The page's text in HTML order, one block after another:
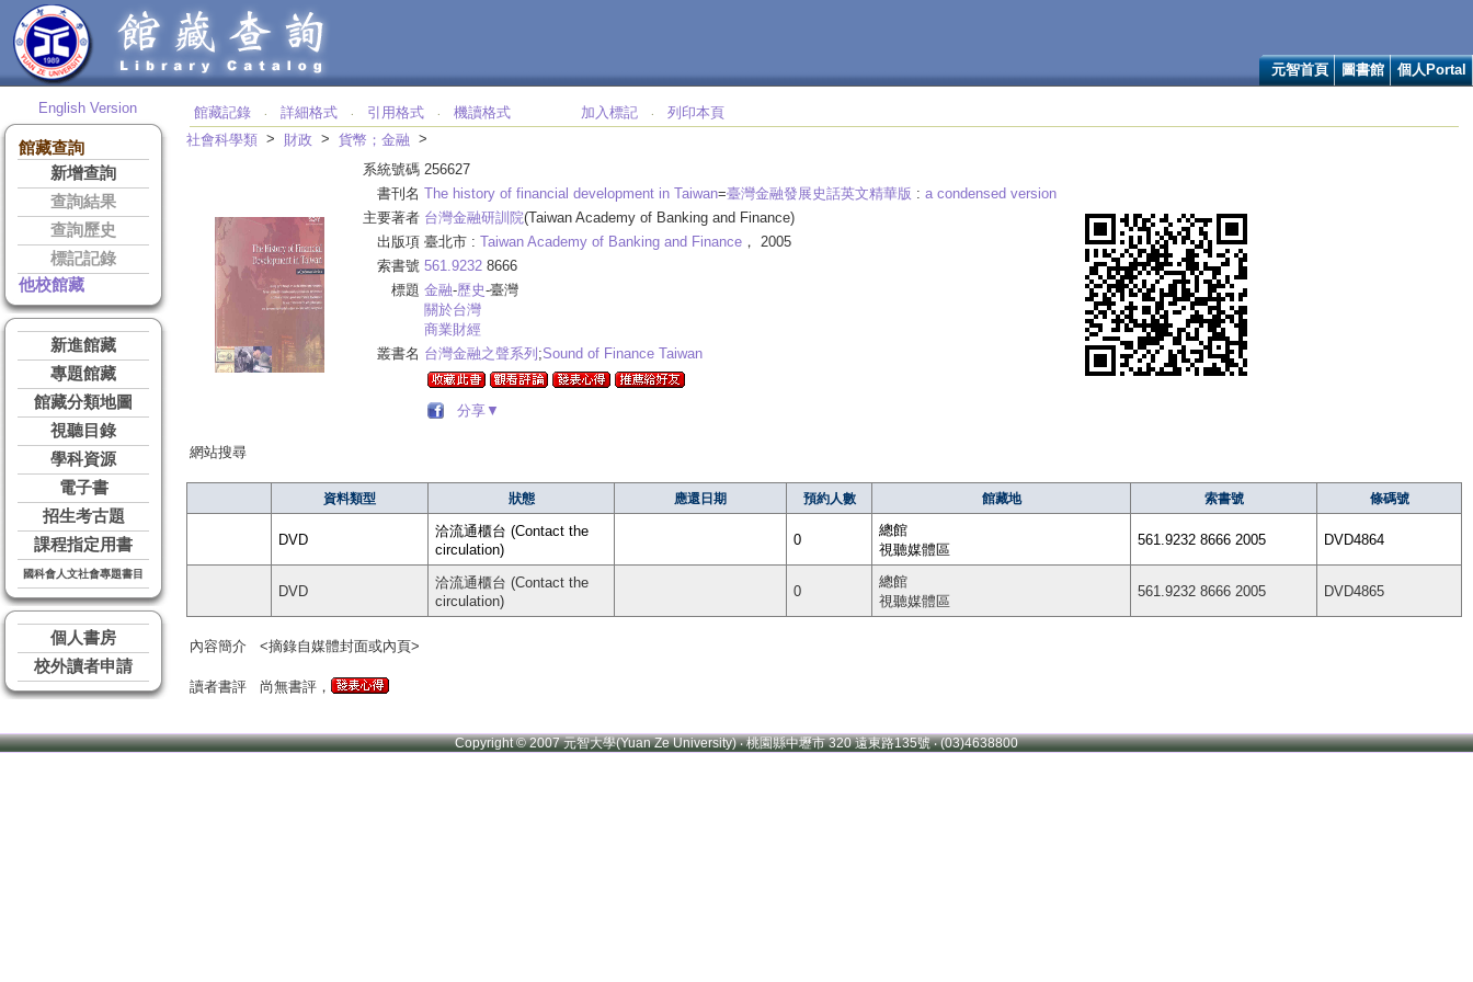
元智首頁 圖書館 個人Portal
English Version
館藏查詢
新增查詢
查詢結果
查詢歷史
標記記錄
他校館藏
新進館藏
專題館藏
館藏分類地圖
視聽目錄
學科資源
電子書
招生考古題
課程指定用書
國科會人文社會專題書目
個人書房
校外讀者申請
館藏記錄 ‧ 詳細格式 ‧ 引用格式 ‧ 機讀格式 加入標記 ‧
列印本頁
社會科學類 > 財政 > 貨幣；金融 >
系統號碼 256627
書刊名 The history of financial development in Taiwan=臺灣金融發展史話英文精華版 : a condensed version
主要著者 台灣金融研訓院(Taiwan Academy of Banking and Finance)
出版項 臺北市 : Taiwan Academy of Banking and Finance ， 2005
索書號 561.9232 8666
標題 金融-歷史-臺灣
關於台灣
商業財經
叢書名 台灣金融之聲系列 ;Sound of Finance Taiwan
分享▼
網站搜尋
資料類型 狀態 應還日期 預約人數 館藏地 索書號 條碼號
DVD
洽流通櫃台 (Contact the
circulation)
0
總館
視聽媒體區
561.9232 8666 2005 DVD4864
DVD
洽流通櫃台 (Contact the
circulation)
0
總館
視聽媒體區
561.9232 8666 2005 DVD4865
內容簡介 <摘錄自媒體封面或內頁>
讀者書評 尚無書評，
Copyright © 2007 元智大學(Yuan Ze University) ‧ 桃園縣中壢市 320 遠東路135號 ‧ (03)4638800